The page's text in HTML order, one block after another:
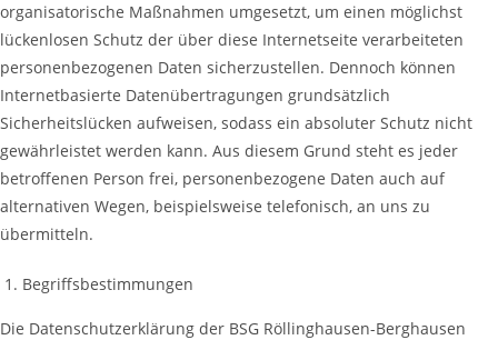
organisatorische Maßnahmen umgesetzt, um einen möglichst
lückenlosen Schutz der über diese Internetseite verarbeiteten
personenbezogenen Daten sicherzustellen. Dennoch können
Internetbasierte Datenübertragungen grundsätzlich
Sicherheitslücken aufweisen, sodass ein absoluter Schutz nicht
gewährleistet werden kann. Aus diesem Grund steht es jeder
betroffenen Person frei, personenbezogene Daten auch auf
alternativen Wegen, beispielsweise telefonisch, an uns zu
übermitteln.
Begriffsbestimmungen
Die Datenschutzerklärung der BSG Röllinghausen-Berghausen